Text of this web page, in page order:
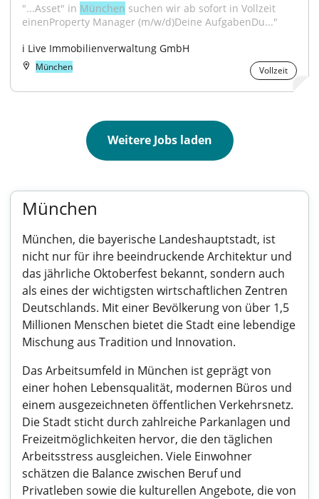
"...Asset" in München suchen wir ab sofort in Vollzeit
einenProperty Manager (m/w/d)Deine AufgabenDu..."
i Live Immobilienverwaltung GmbH
München Vollzeit
Weitere Jobs laden
München
München, die bayerische Landeshauptstadt, ist
nicht nur für ihre beeindruckende Architektur und
das jährliche Oktoberfest bekannt, sondern auch
als eines der wichtigsten wirtschaftlichen Zentren
Deutschlands. Mit einer Bevölkerung von über 1,5
Millionen Menschen bietet die Stadt eine lebendige
Mischung aus Tradition und Innovation.
Das Arbeitsumfeld in München ist geprägt von
einer hohen Lebensqualität, modernen Büros und
einem ausgezeichneten öffentlichen Verkehrsnetz.
Die Stadt sticht durch zahlreiche Parkanlagen und
Freizeitmöglichkeiten hervor, die den täglichen
Arbeitsstress ausgleichen. Viele Einwohner
schätzen die Balance zwischen Beruf und
Privatleben sowie die kulturellen Angebote, die von